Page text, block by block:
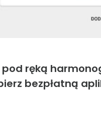
ręką
bezpłatną